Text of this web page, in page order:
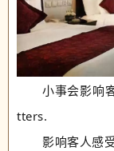
小事会影响
tters.
影响客人感